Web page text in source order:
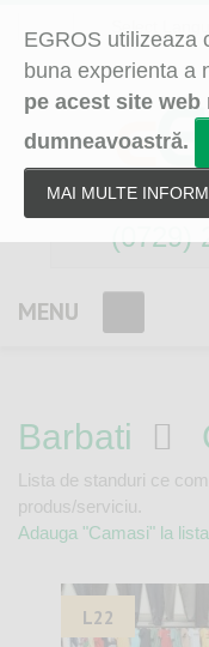
EGROS utilizeaza
buna experienta a
pe acest site web
dumneavoastră.
MAI MULTE
(0729)
MENU
Barbati
Lista de standuri ce
produs/serviciu.
Adauga "Camasi" la
L22